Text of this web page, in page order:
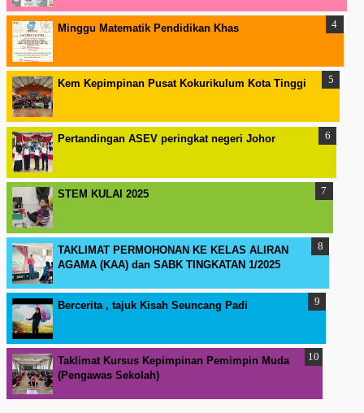
Minggu Matematik Pendidikan Khas
Kem Kepimpinan Pusat Kokurikulum Kota Tinggi
Pertandingan ASEV peringkat negeri Johor
STEM KULAI 2025
TAKLIMAT PERMOHONAN KE KELAS ALIRAN
AGAMA (KAA) dan SABK TINGKATAN 1/2025
Bercerita , tajuk Kisah Seuncang Padi
Taklimat Kursus Kepimpinan Pemimpin Muda
(Pengawas Sekolah)